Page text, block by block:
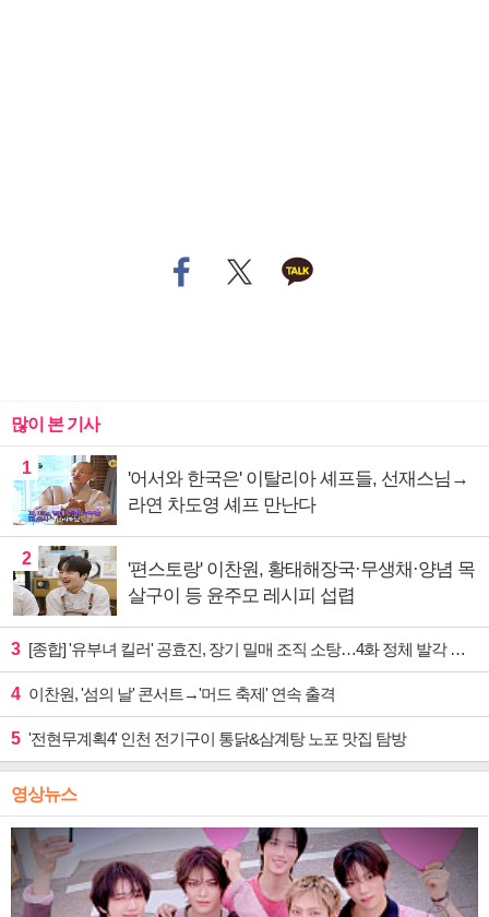
많이 본 기사
1
'어서와 한국은' 이탈리아 셰프들, 선재스님→
라연 차도영 셰프 만난다
2
'편스토랑' 이찬원, 황태해장국·무생채·양념 목
살구이 등 윤주모 레시피 섭렵
3 [종합] '유부녀 킬러' 공효진, 장기 밀매 조직 소탕…4화 정체 발각 위기 예고
4 이찬원, '섬의 날' 콘서트→'머드 축제' 연속 출격
5 '전현무계획4' 인천 전기구이 통닭&삼계탕 노포 맛집 탐방
영상뉴스